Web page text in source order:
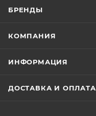
БРЕНДЫ
КОМПАНИЯ
ИНФОРМАЦИЯ
ДОСТАВКА И ОПЛАТА